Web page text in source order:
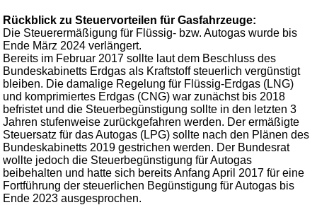
Rückblick zu Steuervorteilen für Gasfahrzeuge:
Die Steuerermäßigung für Flüssig- bzw. Autogas wurde bis
Ende März 2024 verlängert.
Bereits im Februar 2017 sollte laut dem Beschluss des
Bundeskabinetts Erdgas als Kraftstoff steuerlich vergünstigt
bleiben. Die damalige Regelung für Flüssig-Erdgas (LNG)
und komprimiertes Erdgas (CNG) war zunächst bis 2018
befristet und die Steuerbegünstigung sollte in den letzten 3
Jahren stufenweise zurückgefahren werden. Der ermäßigte
Steuersatz für das Autogas (LPG) sollte nach den Plänen des
Bundeskabinetts 2019 gestrichen werden. Der Bundesrat
wollte jedoch die Steuerbegünstigung für Autogas
beibehalten und hatte sich bereits Anfang April 2017 für eine
Fortführung der steuerlichen Begünstigung für Autogas bis
Ende 2023 ausgesprochen.